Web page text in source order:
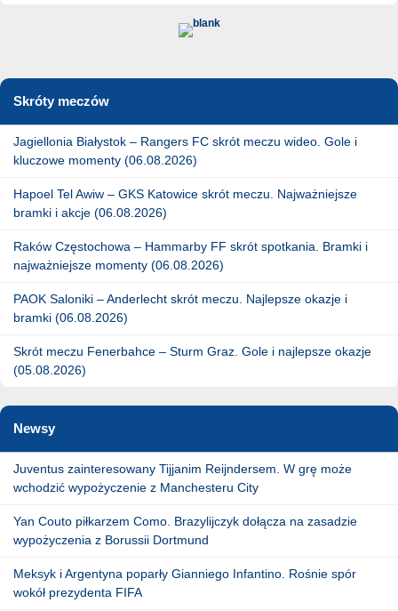
Skróty meczów
Jagiellonia Białystok – Rangers FC skrót meczu wideo. Gole i
kluczowe momenty (06.08.2026)
Hapoel Tel Awiw – GKS Katowice skrót meczu. Najważniejsze
bramki i akcje (06.08.2026)
Raków Częstochowa – Hammarby FF skrót spotkania. Bramki i
najważniejsze momenty (06.08.2026)
PAOK Saloniki – Anderlecht skrót meczu. Najlepsze okazje i
bramki (06.08.2026)
Skrót meczu Fenerbahce – Sturm Graz. Gole i najlepsze okazje
(05.08.2026)
Newsy
Juventus zainteresowany Tijjanim Reijndersem. W grę może
wchodzić wypożyczenie z Manchesteru City
Yan Couto piłkarzem Como. Brazylijczyk dołącza na zasadzie
wypożyczenia z Borussii Dortmund
Meksyk i Argentyna poparły Gianniego Infantino. Rośnie spór
wokół prezydenta FIFA